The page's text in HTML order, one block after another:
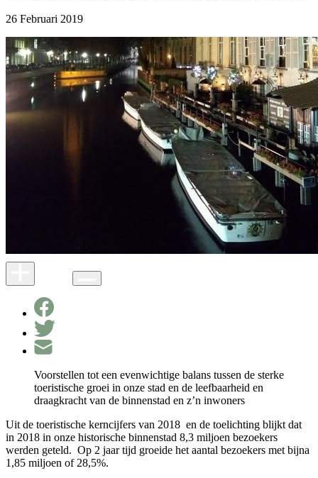
26 Februari 2019
Voorstellen tot een evenwichtige balans tussen de sterke
toeristische groei in onze stad en de leefbaarheid en
draagkracht van de binnenstad en z’n inwoners
Uit de toeristische kerncijfers van 2018 en de toelichting blijkt dat
in 2018 in onze historische binnenstad 8,3 miljoen bezoekers
werden geteld. Op 2 jaar tijd groeide het aantal bezoekers met bijna
1,85 miljoen of 28,5%.